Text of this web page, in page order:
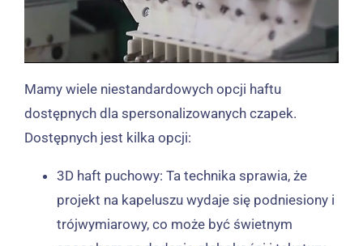
Mamy wiele niestandardowych opcji haftu
dostępnych dla spersonalizowanych czapek.
Dostępnych jest kilka opcji:
3D haft puchowy: Ta technika sprawia, że ​​
projekt na kapeluszu wydaje się podniesiony i
trójwymiarowy, co może być świetnym